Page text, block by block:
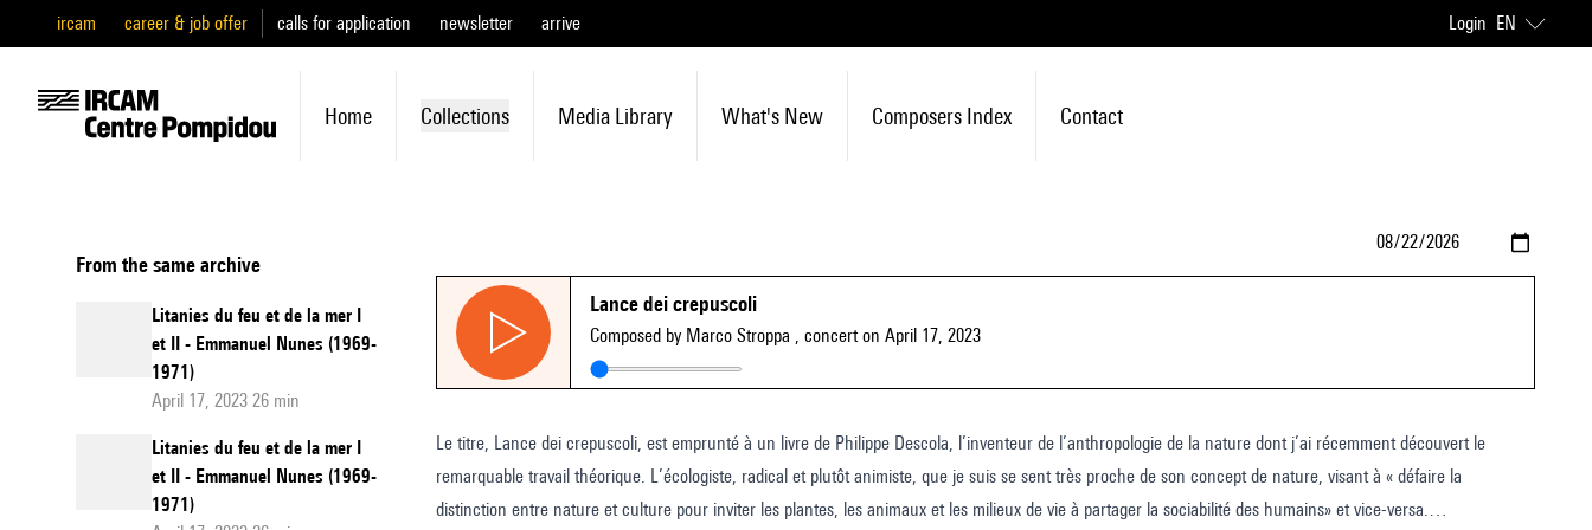
ircam career & job offer calls for application newsletter arrive Login EN
Home Collections Media Library What's New Composers Index Contact
From the same archive
Litanies du feu et de la mer I
et II - Emmanuel Nunes (1969-
1971)
April 17, 2023 26 min
Litanies du feu et de la mer I
et II - Emmanuel Nunes (1969-
1971)
Lance dei crepuscoli
Composed by Marco Stroppa , concert on April 17, 2023
Le titre, Lance dei crepuscoli, est emprunté à un livre de Philippe Descola, l’inventeur de l’anthropologie de la nature dont j’ai récemment découvert le
remarquable travail théorique. L’écologiste, radical et plutôt animiste, que je suis se sent très proche de son concept de nature, visant à « défaire la
distinction entre nature et culture pour inviter les plantes, les animaux et les milieux de vie à partager la sociabilité des humains» et vice-versa.